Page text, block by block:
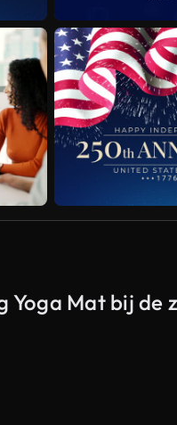
Mat bij de